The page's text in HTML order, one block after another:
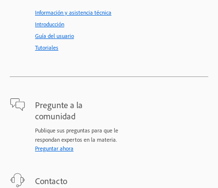
Información y asistencia técnica
Introducción
Guía del usuario
Tutoriales
Pregunte a la
comunidad
Publique sus preguntas para que le
respondan expertos en la materia.
Preguntar ahora
Contacto